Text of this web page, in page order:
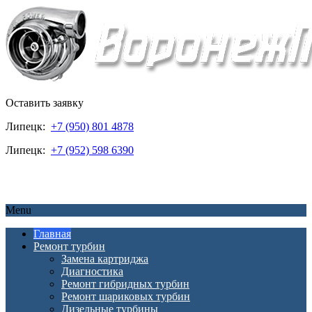
Оставить заявку
Липецк: +7 (950) 801 4878
Липецк: +7 (952) 598 6390
Menu
Главная
Ремонт турбин
Замена картриджа
Диагностика
Ремонт гибридных турбин
Ремонт шариковых турбин
Дизельные турбины